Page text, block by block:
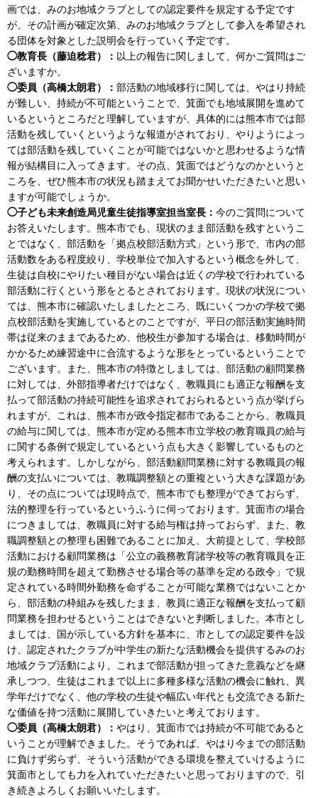
画では、みのお地域クラブとしての認定要件を規定する予定です
が、その計画が確定次第、みのお地域クラブとして参入を希望され
る団体を対象とした説明会を行っていく予定です。
◯教育長（藤迫稔君）： 以上の報告に関しまして、何かご質問はご
ざいますか。
◯委員（高橋太朗君）： 部活動の地域移行に関しては、やはり持続
が難しい、持続が不可能ということで、箕面でも地域展開を進めて
いるというところだと理解していますが、具体的には熊本市では部
活動を残していくというような報道がされており、やりようによっ
ては部活動を残していくことが可能ではないかと思わせるような情
報が結構目に入ってきます。その点、箕面ではどうなのかというと
ころを、ぜひ熊本市の状況も踏まえてお聞かせいただきたいと思い
ますが可能でしょうか。
◯子ども未来創造局児童生徒指導室担当室長： 今のご質問について
お答えいたします。熊本市でも、現状のまま部活動を残すというこ
とではなく、部活動を「拠点校部活動方式」という形で、市内の部
活動数をある程度絞り、学校単位で加入するという概念を外して、
生徒は自校にやりたい種目がない場合は近くの学校で行われている
部活動に行くという形をとるとされております。現状の状況につい
ては、熊本市に確認いたしましたところ、既にいくつかの学校で拠
点校部活動を実施しているとのことですが、平日の部活動実施時間
帯は従来のままであるため、他校生が参加する場合は、移動時間が
かかるため練習途中に合流するような形をとっているということで
ございます。また、熊本市の特徴としましては、部活動の顧問業務
に対しては、外部指導者だけではなく、教職員にも適正な報酬を支
払って部活動の持続可能性を追求されておられるという点が挙げら
れますが、これは、熊本市が政令指定都市であることから、教職員
の給与に関しては、熊本市が定める熊本市立学校の教育職員の給与
に関する条例で規定しているという点も大きく影響しているものと
考えられます。しかしながら、部活動顧問業務に対する教職員の報
酬の支払いについては、教職調整額との重複という大きな課題があ
り、その点については現時点で、熊本市でも整理ができておらず、
法的整理を行っているというふうに伺っております。箕面市の場合
につきましては、教職員に対する給与権は持っておらず、また、教
職調整額との整理も困難であることに加え、大前提として、学校部
活動における顧問業務は「公立の義務教育諸学校等の教育職員を正
規の勤務時間を超えて勤務させる場合等の基準を定める政令」で規
定されている時間外勤務を命ずることが可能な業務ではないことか
ら、部活動の枠組みを残したまま、教員に適正な報酬を支払って顧
問業務を担わせるということはできないと判断しました。本市とし
ましては、国が示している方針を基本に、市としての認定要件を設
け、認定されたクラブが中学生の新たな活動機会を提供するみのお
地域クラブ活動により、これまで部活動が担ってきた意義などを継
承しつつ、生徒はこれまで以上に多種多様な活動の機会に触れ、異
学年だけでなく、他の学校の生徒や幅広い年代とも交流できる新た
な価値を持つ活動に展開していきたいと考えております。
◯委員（高橋太朗君）： やはり、箕面市では持続が不可能であると
いうことが理解できました。そうであれば、やはり今までの部活動
に負けず劣らず、そういう活動ができる環境を整えていけるように
箕面市としても力を入れていただきたいと思っておりますので、引
き続きよろしくお願いいたします。